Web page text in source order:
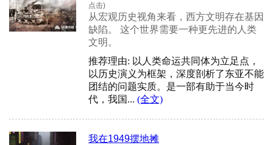
点击)
从宏观历史视角来看，西方文明存在基因
缺陷。 这个世界需要一种更先进的人类
文明。
推荐理由: 以人类命运共同体为立足点，
以历史演义为框架，深度剖析了东亚不能
团结的问题实质。是一部有助于当今时
代，我国... (全文)
我在1949摆地摊